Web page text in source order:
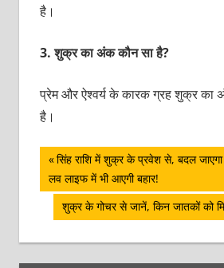
है।
3.शुक्र का अंक कौन सा है?
प्रेम और ऐश्वर्य के कारक ग्रह शुक्र का
है।
पोस्ट
नेविगेशन
Previous
Post:
सिंह राशि में शुक्र के प्रवेश से, बदल जाएगा
लव लाइफ में भी आएगी बहार!
Next
Post:
शुक्र के गोचर से जानें, किन जातकों को